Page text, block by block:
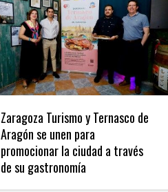
Zaragoza Turismo y Ternasco de
Aragón se unen para
promocionar la ciudad a través
de su gastronomía